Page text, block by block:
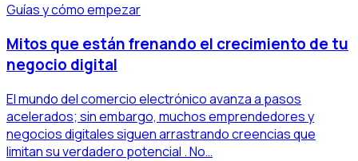
Guías y cómo empezar
Mitos que están frenando el crecimiento de tu
negocio digital
El mundo del comercio electrónico avanza a pasos
acelerados; sin embargo, muchos emprendedores y
negocios digitales siguen arrastrando creencias que
limitan su verdadero potencial . No…